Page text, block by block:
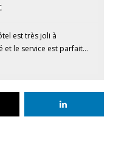
est très joli à
et le service est parfait...